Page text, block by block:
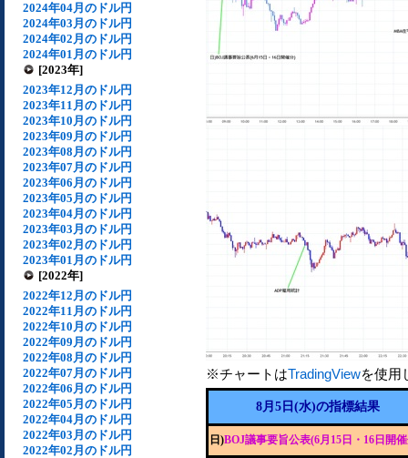
2024年04月のドル円
2024年03月のドル円
2024年02月のドル円
2024年01月のドル円
[2023年]
2023年12月のドル円
2023年11月のドル円
2023年10月のドル円
2023年09月のドル円
2023年08月のドル円
2023年07月のドル円
2023年06月のドル円
2023年05月のドル円
2023年04月のドル円
2023年03月のドル円
2023年02月のドル円
2023年01月のドル円
[2022年]
2022年12月のドル円
2022年11月のドル円
2022年10月のドル円
2022年09月のドル円
2022年08月のドル円
2022年07月のドル円
2022年06月のドル円
2022年05月のドル円
2022年04月のドル円
2022年03月のドル円
2022年02月のドル円
※チャートはTradingViewを使用
8月5日(水)の指標結果
日)BOJ議事要旨公表(6月15日・16日開